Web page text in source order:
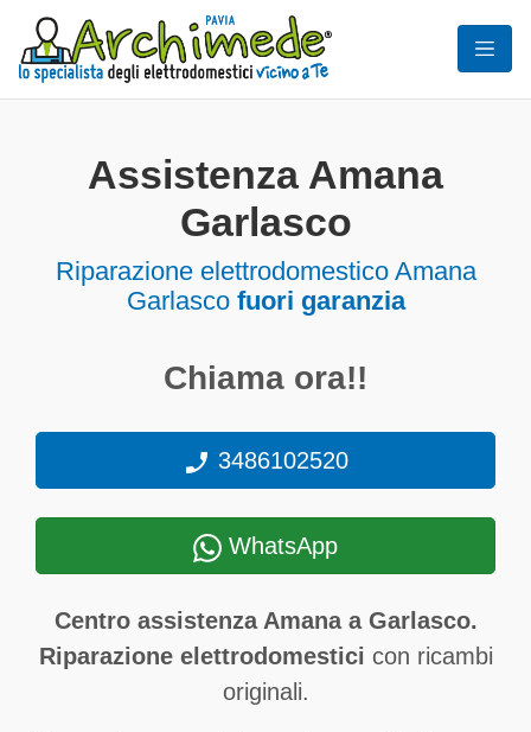
Assistenza Amana
Garlasco
Riparazione elettrodomestico Amana
Garlasco fuori garanzia
Chiama ora!!
3486102520
WhatsApp
Centro assistenza Amana a Garlasco.
Riparazione elettrodomestici con ricambi
originali.